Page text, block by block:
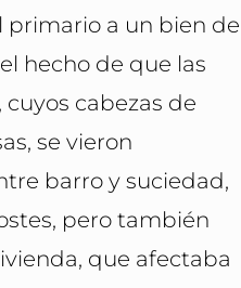
primario a un bien de
hecho de que las
cabezas de
se vieron
barro y suciedad,
pero también
que afectaba